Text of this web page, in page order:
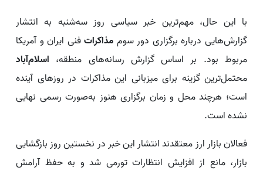
با این حال، مهم‌ترین خبر سیاسی روز سه‌شنبه به انتشار
گزارش‌هایی درباره برگزاری دور سوم مذاکراتفنی ایران و آمریکا
مربوط بود. بر اساس گزارش رسانه‌های منطقه، اسلام‌آباد
محتمل‌ترین گزینه برای میزبانی این مذاکرات در روزهای آینده
است؛ هرچند محل و زمان برگزاری هنوز به‌صورت رسمی نهایی
نشده است.
فعالان بازار ارز معتقدند انتشار این خبر در نخستین روز بازگشایی
بازار، مانع از افزایش انتظارات تورمی شد و به حفظ آرامش